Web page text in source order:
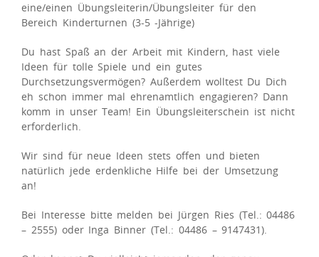
eine/einen Übungsleiterin/Übungsleiter für den
Bereich Kinderturnen (3-5 -Jährige)
Du hast Spaß an der Arbeit mit Kindern, hast viele
Ideen für tolle Spiele und ein gutes
Durchsetzungsvermögen? Außerdem wolltest Du Dich
eh schon immer mal ehrenamtlich engagieren? Dann
komm in unser Team! Ein Übungsleiterschein ist nicht
erforderlich.
Wir sind für neue Ideen stets offen und bieten
natürlich jede erdenkliche Hilfe bei der Umsetzung
an!
Bei Interesse bitte melden bei Jürgen Ries (Tel.: 04486
– 2555) oder Inga Binner (Tel.: 04486 – 9147431).